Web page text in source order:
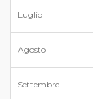
Luglio
Agosto
Settembre